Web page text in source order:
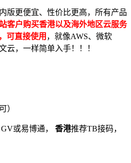
版更便宜、性价比更高，所有产品
客户购买香港以及海外地区云服务
可直接使用 ，就像AWS、微软
云，一样简单入手！！！
）
或易博通， 香港推荐TB接码，